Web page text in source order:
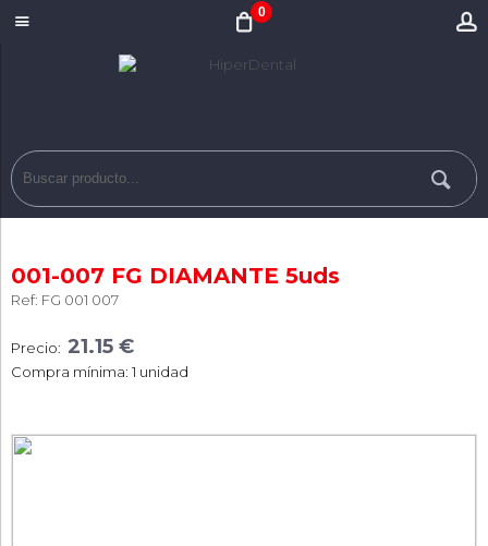
0
001-007 FG DIAMANTE 5uds
Ref: FG 001 007
Precio: 21.15 €
Compra mínima: 1 unidad